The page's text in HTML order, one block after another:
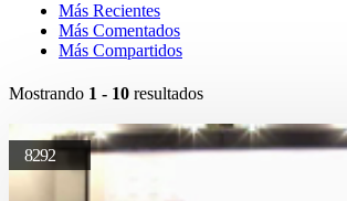
Más Recientes
Más Comentados
Más Compartidos
Mostrando 1 - 10 resultados
8292